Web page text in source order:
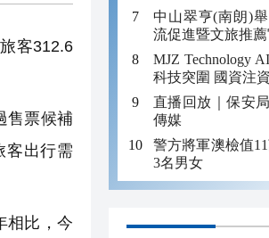
客312.6
售票候補
客出行需
相比，今
急應變等
中山翠亨(南朗)
流促進暨文旅推
MJZ Technology
科技突圍 國資注
直播回放｜保安
傳媒
警方將軍澳檢值
3名男女